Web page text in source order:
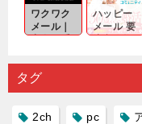
から真
剣...
ず…。
ワクワク
メール｜
出会い系
り会った
人に軽...
ハッピー
メール 要
注意人物
するので
タグ
2ch pc